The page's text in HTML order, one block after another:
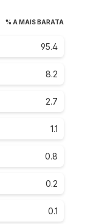
% A MAIS BARATA
95.4
8.2
2.7
1.1
0.8
0.2
0.1